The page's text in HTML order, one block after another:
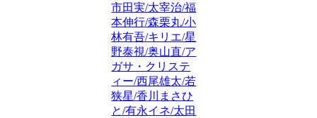
市田実/太宰治/福
本伸行/森栗丸/小
林有吾/キリエ/星
野泰視/奥山直/ア
ガサ・クリステ
ィー/西尾雄太/若
狭星/香川まさひ
と/有永イネ/太田